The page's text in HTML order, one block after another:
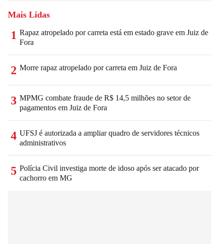
Mais Lidas
1 Rapaz atropelado por carreta está em estado grave em Juiz de
Fora
2 Morre rapaz atropelado por carreta em Juiz de Fora
3 MPMG combate fraude de R$ 14,5 milhões no setor de
pagamentos em Juiz de Fora
4 UFSJ é autorizada a ampliar quadro de servidores técnicos
administrativos
5 Polícia Civil investiga morte de idoso após ser atacado por
cachorro em MG